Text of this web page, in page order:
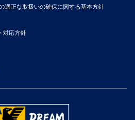
適正な取扱いの確保に関する基本方針
対応方針